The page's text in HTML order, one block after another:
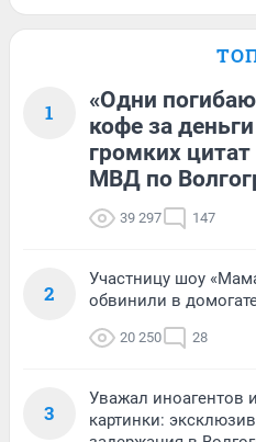
1
«Одни
кофе за
громких
МВД по
39 297 147
2
Участницу шоу
обвинили в
20 250 28
3
Уважал иноагентов
картинки: